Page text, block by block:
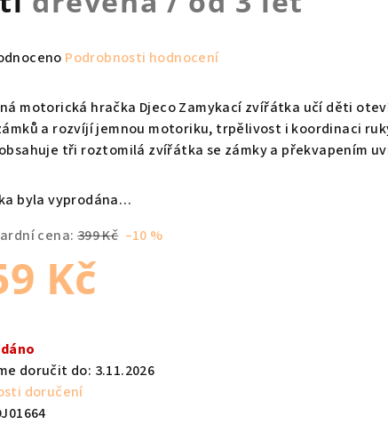
Podrobnosti hodnocení
motorická hračka Djeco Zamykací zvířátka učí děti
a rozvíjí jemnou motoriku, trpělivost i koordinaci
tři roztomilá zvířátka se zámky a překvapením
byla vyprodána…
cena: 399 Kč –10 %
Kč
doručit do: 3.11.2026
doručení